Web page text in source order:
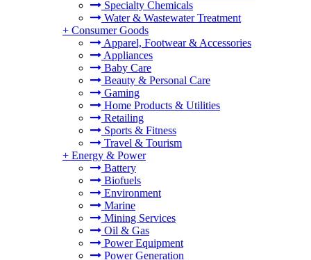
Specialty Chemicals
Water & Wastewater Treatment
+ Consumer Goods
Apparel, Footwear & Accessories
Appliances
Baby Care
Beauty & Personal Care
Gaming
Home Products & Utilities
Retailing
Sports & Fitness
Travel & Tourism
+ Energy & Power
Battery
Biofuels
Environment
Marine
Mining Services
Oil & Gas
Power Equipment
Power Generation